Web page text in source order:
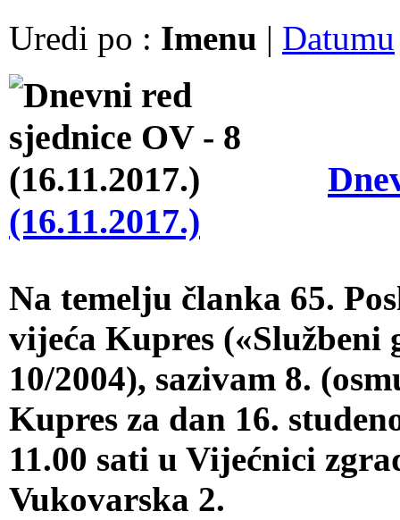
Uredi po : Imenu | Datumu
(16.11.2017.)
Na temelju članka 65.
vijeća Kupres
10/2004), sazivam 8.
Kupres za dan 16.
11.00 sati u Vijećnici
Vukovarska 2.